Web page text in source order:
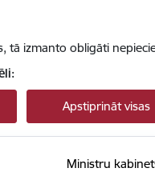
tā izmanto obligāti
Apstiprināt visas
Ministru